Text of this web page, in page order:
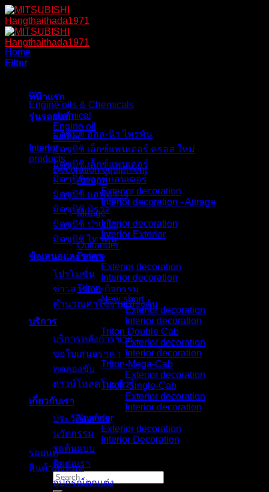
Skip
to
content
หน้าแรก
รุ่นรถยนต์
มิตซูบิชิ ออล-นิว ไทรทัน
มิตซูบิชิ เอ็กซ์แพนเดอร์ ครอส ใหม่
มิตซูบิชิ เอ็กซ์แพนเดอร์
มิตซูบิชิ เอาท์แลนเดอร์
มิตซูบิชิ แอททราจ
มิตซูบิชิ มิราจ
มิตซูบิชิ ปาเจโร
มิตซูบิชิ ไทรทัน
ข้อเสนอและราคา
โปรโมชั่น
ข่าวสารและกิจกรรม
คำนวณค่าใช้จ่ายเบื้องต้น
บริการ
บริการหลังการขาย
ขอใบเสนอราคา
ทดลองขับ
ดาวน์โหลดโบรชัวร์
เกี่ยวกับเรา
ประวัติองค์กร
นวัตกรรม
รถต้นแบบ
ติดต่อเรา
Search
for:
Home
Filter
car
Engine oils & Chemicals
chemical
Engine oil
rubber
Interior
products
Decoration equipment
Attrage
Exterior decoration
Interior decoration - Attrage
Mirage
Interior decoration
Interior Exterior
Outlander
Pajero
Exterior decoration
Interior decoration
Triton
New short
Exterior decoration
Interior decoration
Triton Double Cab
Exterior decoration
Interior decoration
Triton-Mega-Cab
Exterior decoration
Triton-Single-Cab
Exterior decoration
Interior decoration
Xpander
Exterior decoration
Interior Decoration
รถยนต์
สินค้าทั้งหมด
อุปกรณ์ตกแต่ง